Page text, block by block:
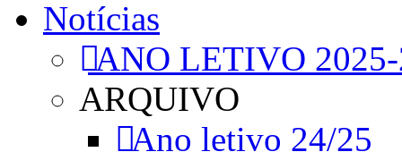
Notícias
ANO LETIVO
ARQUIVO
Ano letivo 24/25